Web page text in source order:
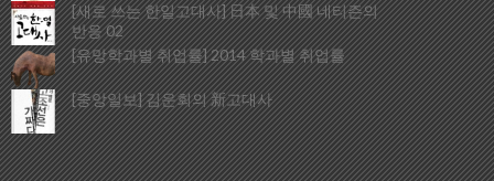
[새로 쓰는 한일고대사] 日本 및 中國 네티즌의
반응 02
[유망학과별 취업률] 2014 학과별 취업률
[중앙일보] 김운회의 新고대사